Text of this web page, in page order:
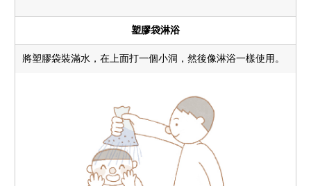
塑膠袋淋浴
將塑膠袋裝滿水，在上面打一個小洞，然後像淋浴一樣使用。